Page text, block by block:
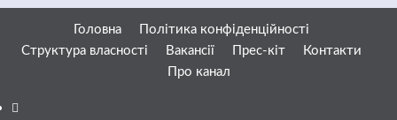
Головна
Політика конфіденційності
Структура власності
Вакансії Прес-кіт
Контакти
Про канал
Facebook